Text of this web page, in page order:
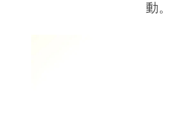
動。